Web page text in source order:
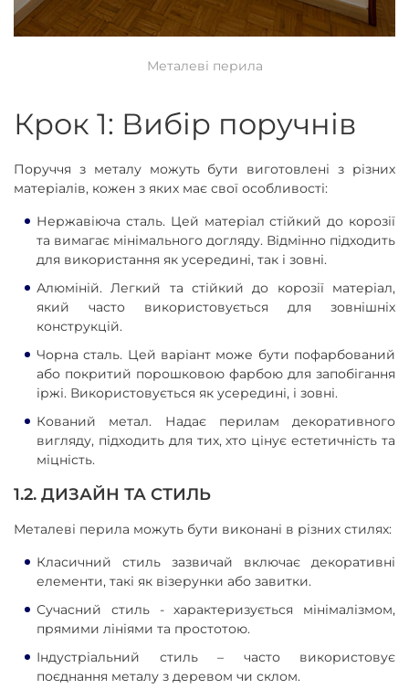
Металеві перила
Крок 1: Вибір поручнів
Поруччя з металу можуть бути виготовлені з різних
матеріалів, кожен з яких має свої особливості:
Нержавіюча сталь. Цей матеріал стійкий до корозії
та вимагає мінімального догляду. Відмінно підходить
для використання як усередині, так і зовні.
Алюміній. Легкий та стійкий до корозії матеріал,
який часто використовується для зовнішніх
конструкцій.
Чорна сталь. Цей варіант може бути пофарбований
або покритий порошковою фарбою для запобігання
іржі. Використовується як усередині, і зовні.
Кований метал. Надає перилам декоративного
вигляду, підходить для тих, хто цінує естетичність та
міцність.
1.2. ДИЗАЙН ТА СТИЛЬ
Металеві перила можуть бути виконані в різних стилях:
Класичний стиль зазвичай включає декоративні
елементи, такі як візерунки або завитки.
Сучасний стиль - характеризується мінімалізмом,
прямими лініями та простотою.
Індустріальний стиль – часто використовує
поєднання металу з деревом чи склом.